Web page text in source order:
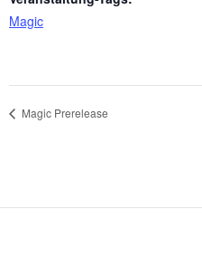
Magic
Magic Prerelease